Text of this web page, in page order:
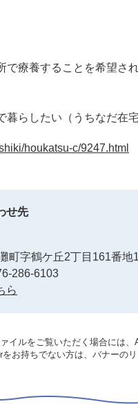
で療養することを希望さ
らしたい（うちなだ在
houkatsu-c/9247.html
せ先
町字鶴ケ丘2丁目161番地
286-6103
ら
イルをご覧いただく場合には、
をお持ちでない方は、バナーの